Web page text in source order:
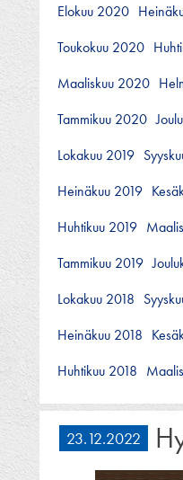
Elokuu 2020
Toukokuu 2020
Maaliskuu 2020
Tammikuu 2020
Lokakuu 2019
Heinäkuu 2019
Huhtikuu 2019
Tammikuu 2019
Lokakuu 2018
Heinäkuu 2018
Huhtikuu 2018
23.12.2022